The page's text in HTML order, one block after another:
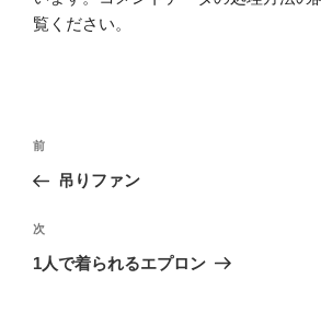
覧ください。
投
ナ
ビ
ゲ
前
の
稿
前
吊りファン
次
の
次
1人で着られるエプロン